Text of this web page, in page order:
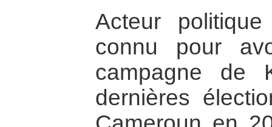
Acteur
connu pour
campagne de
dernières